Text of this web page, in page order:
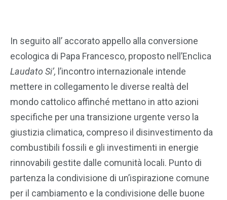
In seguito all’ accorato appello alla conversione
ecologica di Papa Francesco, proposto nell’Enclica
Laudato Si’, l’incontro internazionale intende
mettere in collegamento le diverse realtà del
mondo cattolico affinché mettano in atto azioni
specifiche per una transizione urgente verso la
giustizia climatica, compreso il disinvestimento da
combustibili fossili e gli investimenti in energie
rinnovabili gestite dalle comunità locali. Punto di
partenza la condivisione di un’ispirazione comune
per il cambiamento e la condivisione delle buone